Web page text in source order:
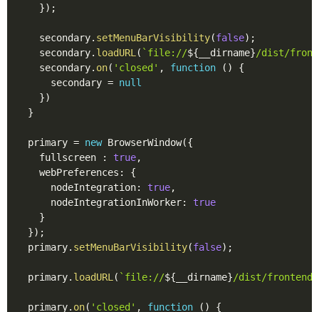
}) ;
    secondary
. setMenuBarVisibility(false) ;
    secondary
. loadURL( `file://${ __dirname}/dist/
    secondary
. on( 'closed' , function ( )
{
      secondary
= null
})
}
  primary
= new BrowserWindow({
    fullscreen
: true,
    webPreferences
:
{
      nodeIntegration
: true,
      nodeIntegrationInWorker
:
true
}
}) ;
  primary
. setMenuBarVisibility(false) ;
  primary
. loadURL( `file://${ __dirname}/dist/frontend/
  primary
. on( 'closed' , function ( ) {